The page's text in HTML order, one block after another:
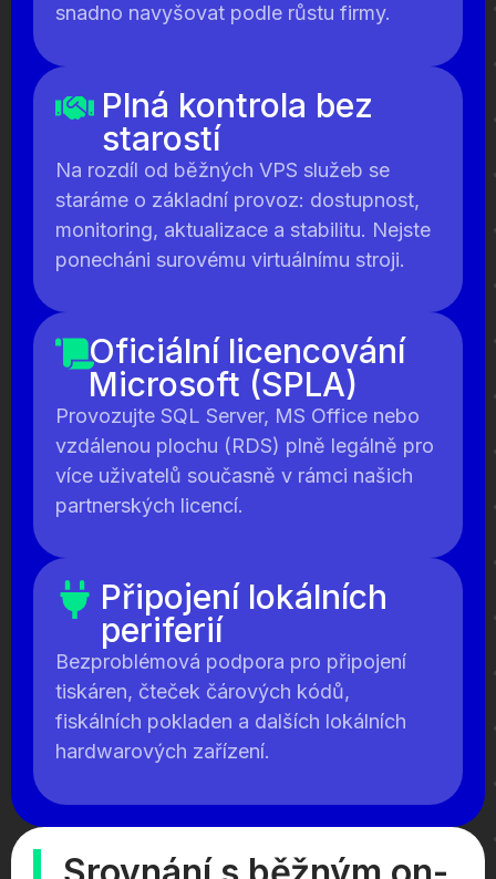
snadno navyšovat podle růstu firmy.
Plná kontrola bez
starostí
Na rozdíl od běžných VPS služeb se
staráme o základní provoz: dostupnost,
monitoring, aktualizace a stabilitu. Nejste
ponecháni surovému virtuálnímu stroji.
Oficiální licencování
Microsoft (SPLA)
Provozujte SQL Server, MS Office nebo
vzdálenou plochu (RDS) plně legálně pro
více uživatelů současně v rámci našich
partnerských licencí.
Připojení lokálních
periferií
Bezproblémová podpora pro připojení
tiskáren, čteček čárových kódů,
fiskálních pokladen a dalších lokálních
hardwarových zařízení.